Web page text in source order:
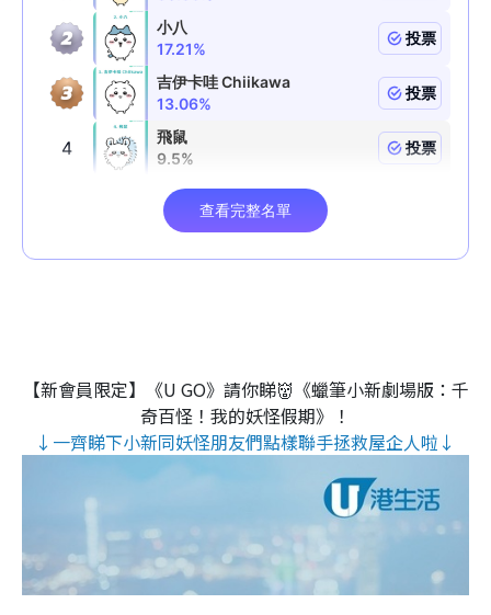
【新會員限定】《U GO》請你睇👹《蠟筆小新劇場版：千
奇百怪！我的妖怪假期》！
↓一齊睇下小新同妖怪朋友們點樣聯手拯救屋企人啦↓